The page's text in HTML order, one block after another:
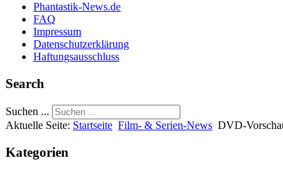
Phantastik-News.de
FAQ
Impressum
Datenschutzerklärung
Haftungsausschluss
Search
Suchen ...
Aktuelle Seite: Startseite Film- & Serien-News DVD-
Kategorien